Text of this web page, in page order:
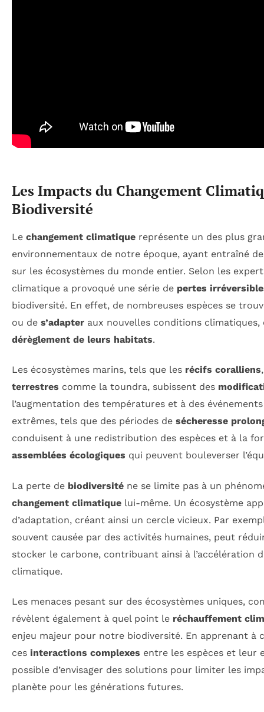
Les Impacts du Changement
Biodiversité
Le changement climatique représente un des plus
environnementaux de notre époque, ayant entraîné
sur les écosystèmes du monde entier. Selon les
climatique a provoqué une série de pertes
biodiversité. En effet, de nombreuses espèces se
ou de s’adapter aux nouvelles conditions climatiques,
dérèglement de leurs habitats.
Les écosystèmes marins, tels que les récifs coralliens
terrestres comme la toundra, subissent des
l’augmentation des températures et à des
extrêmes, tels que des périodes de sécheresse
conduisent à une redistribution des espèces et à la
assemblées écologiques qui peuvent bouleverser
La perte de biodiversité ne se limite pas à un
changement climatique lui-même. Un écosystème
d’adaptation, créant ainsi un cercle vicieux. Par
souvent causée par des activités humaines, peut
stocker le carbone, contribuant ainsi à l’accélération
climatique.
Les menaces pesant sur des écosystèmes uniques,
révèlent également à quel point le réchauffement
enjeu majeur pour notre biodiversité. En apprenant à
ces interactions complexes entre les espèces et leur
possible d’envisager des solutions pour limiter les
planète pour les générations futures.